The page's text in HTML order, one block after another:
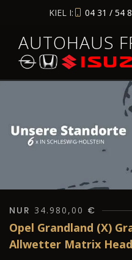
KIEL I: 04 31 / 54
AUTOHAUS
NUR 34.980,00 €
Opel Grandland (X)
Allwetter Matrix